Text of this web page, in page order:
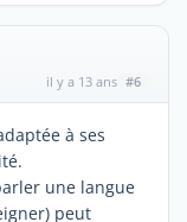
il y a 13 ans #6
à ses
une langue
peut